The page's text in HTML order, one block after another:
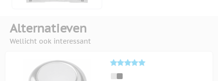
Alternatieven
Wellicht ook interessant